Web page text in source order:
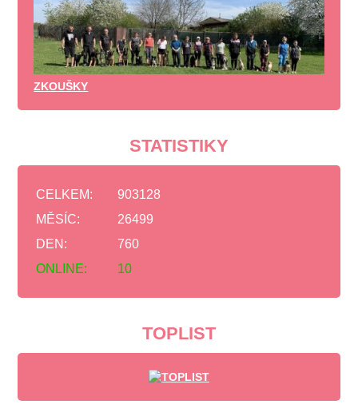
ZKOUŠKY
STATISTIKY
ONLINE: 10
CELKEM:
903128
MĚSÍC:
26499
DEN:
760
TOPLIST